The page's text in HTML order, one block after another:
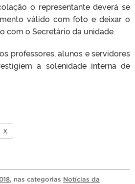
o representante deverá se
válido com foto e deixar o
com o Secretário da unidade.
professores, alunos e servidores
a solenidade interna de
X
, nas categorias Notícias da